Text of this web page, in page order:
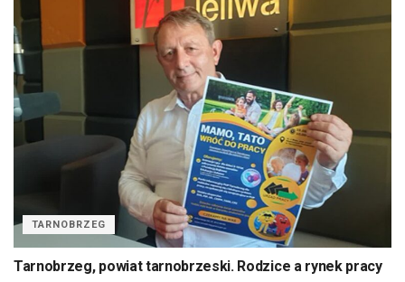
TARNOBRZEG
Tarnobrzeg, powiat tarnobrzeski. Rodzice a rynek pracy